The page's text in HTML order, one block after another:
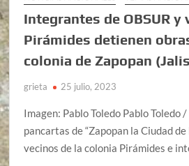
Integrantes de OBSUR y
Pirámides detienen
colonia de Zapopan
grieta 25 julio, 2023
Imagen: Pablo Toledo Pablo Toledo
pancartas de “Zapopan la Ciudad de
vecinos de la colonia Pirámides e